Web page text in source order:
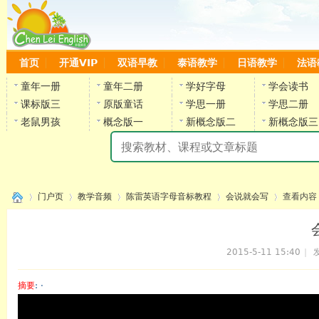
首页 开通VIP 双语早教 泰语教学 日语教学 法语
童年一册 童年二册 学好字母
学会读书
课标版三
原版童话 学思一册
学思二册
老鼠男孩
概念版一 新概念版二 新概念版三
陈雷
门户页 教学音频 陈雷英语字母音标教程 会说就会写
›
查看内容
2015-5-11 15:40
摘要: ·